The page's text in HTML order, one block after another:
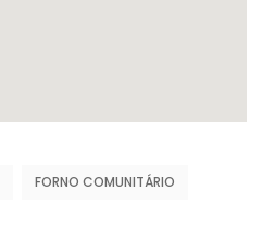
FORNO COMUNITÁRIO